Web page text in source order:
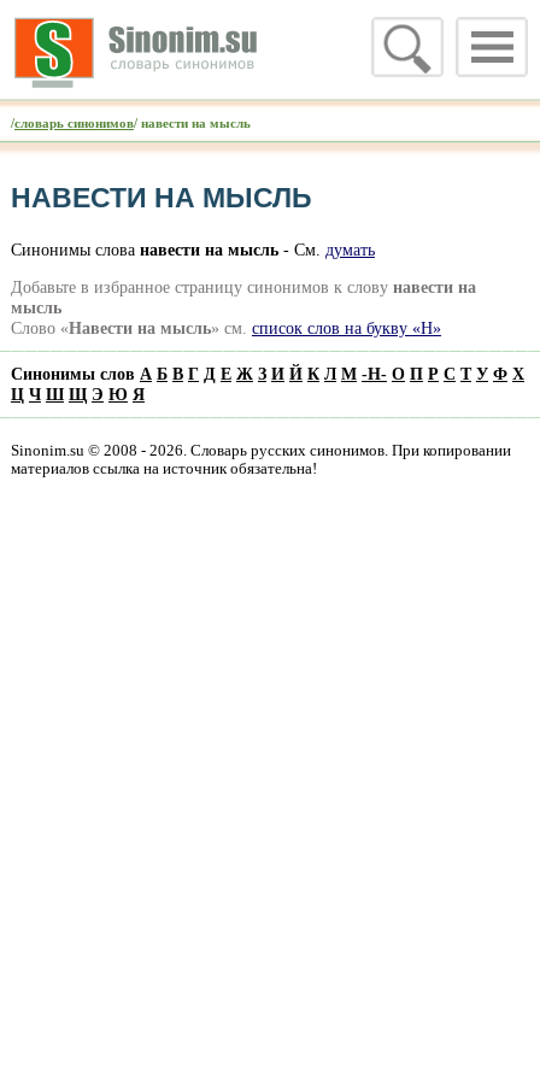
/словарь синонимов/ навести на мысль
НАВЕСТИ НА МЫСЛЬ
Синонимы слова навести на мысль- См. думать
Добавьте в избранное страницу синонимов к слову навести на
мысль
Слово «Навести на мысль» см. список слов на букву «Н»
Синонимы слов А Б В Г Д Е Ж З И Й К Л М -Н- О П Р С Т У Ф Х
Ц Ч Ш Щ Э Ю Я
Sinonim.su © 2008 - 2026. Словарь русских синонимов. При копировании
материалов ссылка на источник обязательна!